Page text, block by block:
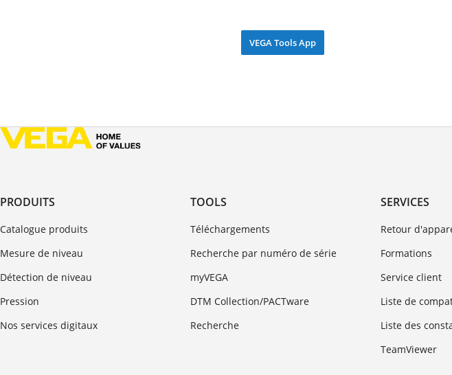
VEGA Tools App
PRODUITS
Catalogue produits
Mesure de niveau
Détection de niveau
Pression
Nos services digitaux
TOOLS
Téléchargements
Recherche par numéro de série
myVEGA
DTM Collection/PACTware
Recherche
SERVICES
Retour
Formations
Service client
Liste de
Liste des
TeamViewer